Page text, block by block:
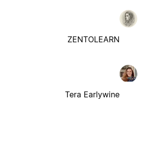
ZENTOLEARN
Tera Earlywine